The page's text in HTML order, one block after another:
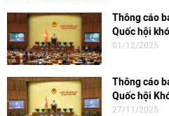
Thông cáo
Quốc hội
01/12/2025
Thông cáo
Quốc hội
27/11/2025